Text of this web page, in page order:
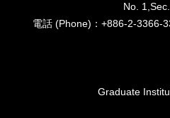
No.
電話 (Phone)：+886-2-3366-
Graduate